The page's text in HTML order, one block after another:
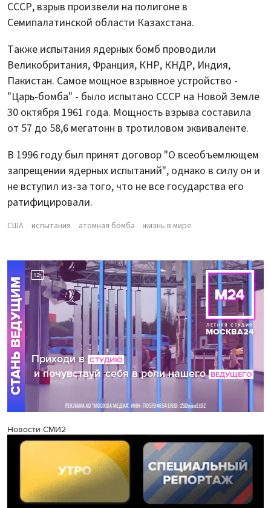
СССР, взрыв произвели на полигоне в
Семипалатинской области Казахстана.
Также испытания ядерных бомб проводили
Великобритания, Франция, КНР, КНДР, Индия,
Пакистан. Самое мощное взрывное устройство -
"Царь-бомба" - было испытано СССР на Новой Земле
30 октября 1961 года. Мощность взрыва составила
от 57 до 58,6 мегатонн в тротиловом эквиваленте.
В 1996 году был принят договор "О всеобъемлющем
запрещении ядерных испытаний", однако в силу он и
не вступил из-за того, что не все государства его
ратифицировали.
США испытания атомная бомба жизнь в мире
Новости СМИ2